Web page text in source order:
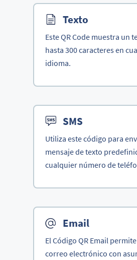
Texto
Este QR Code muestra un
hasta 300 caracteres en
idioma.
SMS
Utiliza este código para
mensaje de texto
cualquier número de
Email
El Código QR Email
correo electrónico con